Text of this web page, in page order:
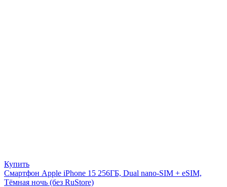
Купить
Смартфон Apple iPhone 15 256ГБ, Dual nano-SIM + eSIM,
Тёмная ночь (без RuStore)